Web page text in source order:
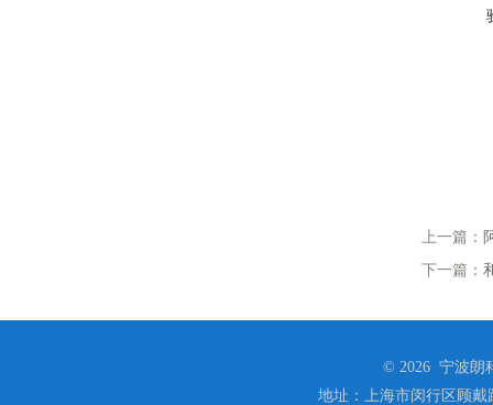
上一篇：
下一篇：
© 2026 宁波朗
地址：上海市闵行区顾